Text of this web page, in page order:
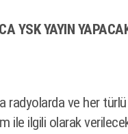
YSK YAYIN
radyolarda ve her
ile ilgili olarak